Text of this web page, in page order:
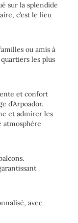
sur la splendide
c’est le lieu
ou amis à
les plus
et confort
d’Arpoador.
et admirer les
atmosphère
avec